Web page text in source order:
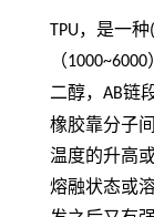
TPU，是一种
（1000~6000
二醇， AB链
橡胶靠分子
温度的升高
熔融状态或